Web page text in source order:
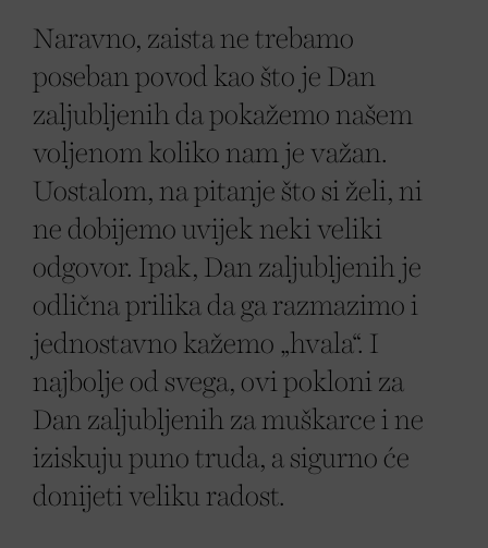
Naravno, zaista ne trebamo
poseban povod kao što je Dan
zaljubljenih da pokažemo našem
voljenom koliko nam je važan.
Uostalom, na pitanje što si želi, ni
ne dobijemo uvijek neki veliki
odgovor. Ipak, Dan zaljubljenih je
odlična prilika da ga razmazimo i
jednostavno kažemo „hvala“. I
najbolje od svega, ovi pokloni za
Dan zaljubljenih za muškarce i ne
iziskuju puno truda, a sigurno će
donijeti veliku radost.